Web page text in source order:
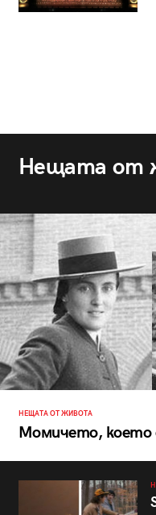
Нещата от
НЕЩАТА ОТ ЖИВОТА
Момичето, което